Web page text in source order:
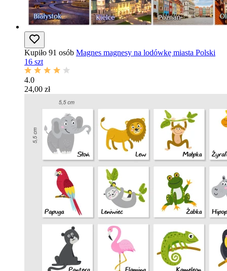
Kupiło 91 osób Magnes magnesy na lodówkę miasta Polski
16 szt
4.0
24,00 zł